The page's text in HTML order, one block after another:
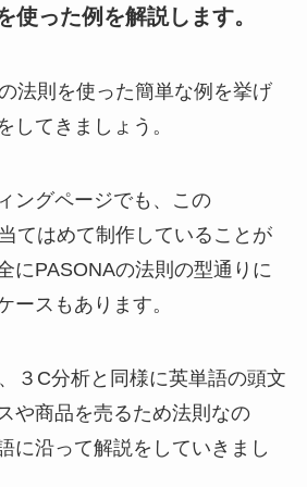
使った例を解説します。
法則を使った簡単な例を挙げ
してきましょう。
ングページでも、この
てはめて制作していることが
にPASONAの法則の型通りに
ースもあります。
３C分析と同様に英単語の頭文
や商品を売るため法則なの
に沿って解説をしていきまし